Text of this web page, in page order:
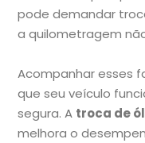
pode demandar
a quilometragem
Acompanhar esses
que seu veículo
segura. A troca de
melhora o